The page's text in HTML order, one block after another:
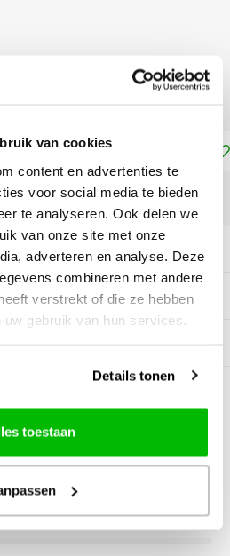
van cookies
content en advertenties te
voor social media te bieden
te analyseren. Ook delen we
van onze site met onze
adverteren en analyse. Deze
combineren met andere
verstrekt of die ze hebben
gebruik van hun services.
Details tonen
toestaan
aan winkelwagen